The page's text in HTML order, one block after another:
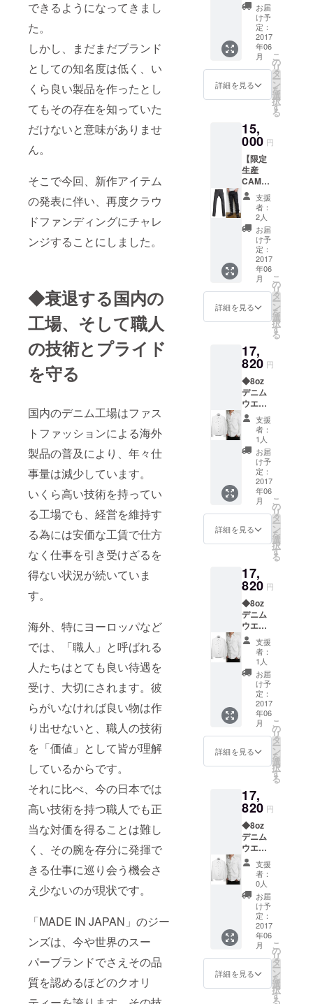
できるようになってきまし
た。
しかし、まだまだブランド
としての知名度は低く、い
くら良い製品を作ったとし
てもその存在を知っていた
だけないと意味がありませ
ん。
そこで今回、新作アイテム
の発表に伴い、再度クラウ
ドファンディングにチャレ
ンジすることにしました。
◆衰退する国内の
工場、そして職人
の技術とプライド
を守る
国内のデニム工場はファス
トファッションによる海外
製品の普及により、年々仕
事量は減少しています。
いくら高い技術を持ってい
る工場でも、経営を維持す
る為には安価な工賃で仕方
なく仕事を引き受けざるを
得ない状況が続いていま
す。
海外、特にヨーロッパなど
では、「職人」と呼ばれる
人たちはとても良い待遇を
受け、大切にされます。彼
らがいなければ良い物は作
り出せないと、職人の技術
を「価値」として皆が理解
しているからです。
それに比べ、今の日本では
高い技術を持つ職人でも正
当な対価を得ることは難し
く、その腕を存分に発揮で
きる仕事に巡り会う機会さ
え少ないのが現状です。
「MADE IN JAPAN」のジー
ンズは、今や世界のスー
パーブランドでさえその品
質を認めるほどのクオリ
誤差は
お許し
下さ
い） ウ
エスト
80cm
股上
25.5cm
ヒザ
巾
20cm
裾巾
17.5cm
股下
85cm
成セッ
ト】を
同時に
お申し
込みい
ただく
か、後
日
d公式オ
ンスト
アにて
げ】を
お申し
込み下
さい。
※Size（
若干の
誤差は
お許し
下さ
い） ウ
エスト
82cm
股上
25.5cm
ヒザ巾
20.5cm
裾巾
18cm
股下
85cm
ad Raw
Collecti
"Bullet"
（バ
レッ
ト）
32inch
・・・1
24,840
円） ※
裾上げ
をご希
望の方
は、リ
ターン
【ジー
ンズ育
成セッ
ト】を
同時に
お申し
込みい
ただく
か、後
日
d公式オ
ンスト
アにて
げ】を
お申し
込み下
さい。
※Size（
若干の
誤差は
お許し
下さ
い） ウ
エスト
87cm
股上
26.5cm
ヒザ巾
21cm
裾巾
19cm
股下
85cm
お届
け予
定：
2017
年06
月
詳細を見る
こ
の
リ
タ
ー
ン
を
選
択
す
る
15,
000 円
【限定
生産
CAMPF
IRE特別
価格】
◆Libert
ad Raw
Collecti
"Bullet"
（バ
レッ
ト）
34inch
・・・1
24,840
円） ※
裾上げ
をご希
望の方
は、リ
ターン
【ジー
ンズ育
成セッ
ト】を
同時に
お申し
込みい
ただく
か、後
日
d公式オ
ンスト
アにて
げ】を
お申し
込み下
さい。
※Size（
若干の
誤差は
お許し
下さ
い） ウ
エスト
92cm
股上
27.5cm
ヒザ巾
22cm
裾巾
20cm
股下
91cm
支援
者：
2人
お届
け予
定：
2017
年06
月
詳細を見る
こ
の
リ
タ
ー
ン
を
選
択
す
る
17,
820 円
◆8oz
デニム
ウエス
タン
シャツ
"HENR
Y#2"（
ヘン
リー）
44(S)サ
ズ・・
・１着
着丈
70cm
バスト
囲96cm
袖丈
64cm
支援
者：
1人
お届
け予
定：
2017
年06
月
詳細を見る
こ
の
リ
タ
ー
ン
を
選
択
す
る
17,
820 円
◆8oz
デニム
ウエス
タン
シャツ
"HENR
Y#2"（
ヘン
リー）
46(M)サ
ズ・・
・１着
※着丈
71.5cm
バスト
囲
100cm
袖丈
65cm
支援
者：
1人
お届
け予
定：
2017
年06
月
詳細を見る
こ
の
リ
タ
ー
ン
を
選
択
す
る
17,
820 円
◆8oz
デニム
ウエス
タン
シャツ
"HENR
Y#2"（
ヘン
リー）
48(L)サ
ズ・・
・１着
※着丈
73cm
支援
者：
0人
お届
け予
定：
2017
年06
月
詳細を見る
こ
の
リ
タ
ー
ン
を
選
択
す
る